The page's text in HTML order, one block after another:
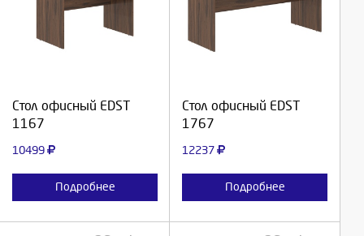
Стол офисный EDST
1167
10499
Подробнее
Выберите количество:
Стол офисный EDST
1767
12237
Подробнее
Выберите количество: